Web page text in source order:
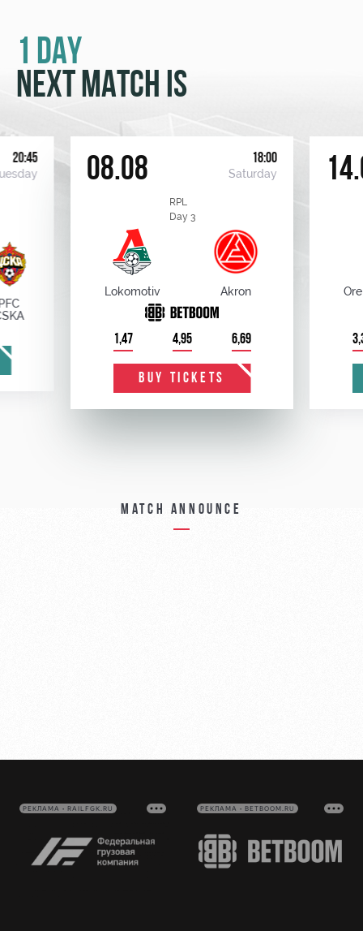
1 DAY
NEXT MATCH IS
20:45 08.08 18:00
Saturday
RPL
Day 3
Lokomotiv Akron
1,47 4,95 6,69
BUY TICKETS
Match announce
РЕКЛАМА • RAILFGK.RU РЕКЛАМА • BETBOOM.RU